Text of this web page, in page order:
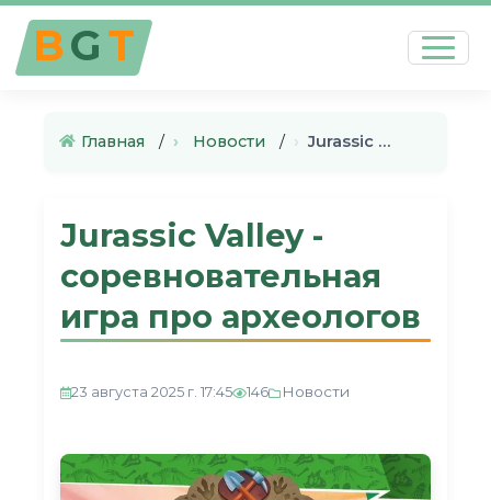
BGT
Главная › Новости › Jurassic Valley - соревновате…
Jurassic Valley -
соревновательная
игра про археологов
23 августа 2025 г. 17:45 146 Новости